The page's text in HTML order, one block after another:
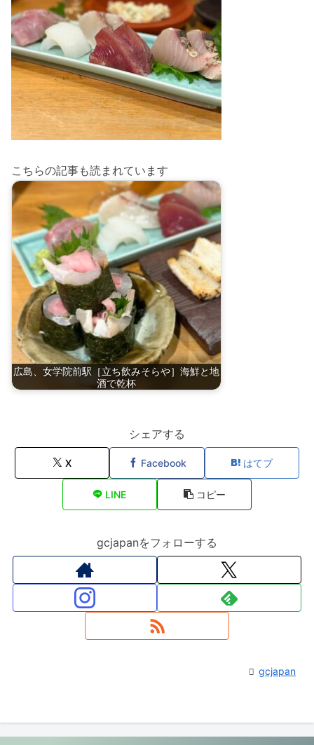
こちらの記事も読まれています
広島、女学院前駅［立ち飲みそらや］海鮮と地
酒で乾杯
シェアする
X Facebook はてブ
LINE コピー
gcjapanをフォローする
gcjapan